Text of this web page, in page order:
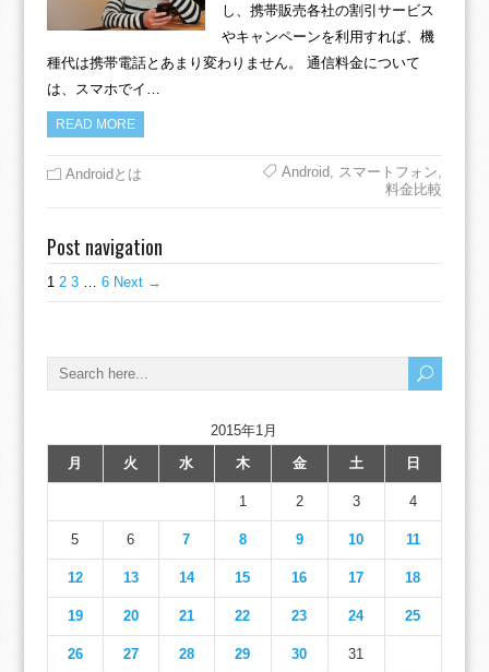
し、携帯販売各社の割引サービス
やキャンペーンを利用すれば、機
種代は携帯電話とあまり変わりません。 通信料金について
は、スマホでイ…
READ MORE
Androidとは Android スマートフォン
料金比較
Post navigation
1 2 3 6 Next →
2015年1月
月
火 水 木 金 土 日
1 2 3 4
5 6 7 8 9 10 11
12 13 14 15 16 17 18
19 20 21 22 23 24 25
26 27 28 29 30 31